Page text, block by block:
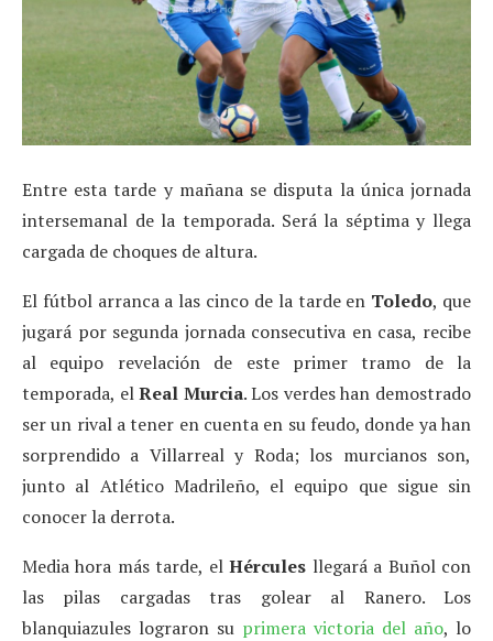
Entre esta tarde y mañana se disputa la única jornada
intersemanal de la temporada. Será la séptima y llega
cargada de choques de altura.
El fútbol arranca a las cinco de la tarde en Toledo, que
jugará por segunda jornada consecutiva en casa, recibe
al equipo revelación de este primer tramo de la
temporada, elReal Murcia. Los verdes han demostrado
ser un rival a tener en cuenta en su feudo, donde ya han
sorprendido a Villarreal y Roda; los murcianos son,
junto al Atlético Madrileño, el equipo que sigue sin
conocer la derrota.
Media hora más tarde, elHércules llegará a Buñol con
las pilas cargadas tras golear al Ranero. Los
blanquiazules lograron su primera victoria del año, lo